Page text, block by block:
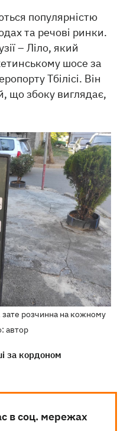
популярністю
та речові ринки.
– Ліло, який
шосе за
Тбілісі. Він
що збоку виглядає,
розчинна на кожному
автор
за кордоном
в соц. мережах